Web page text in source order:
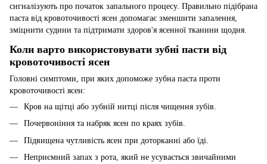
сигналізують про початок запального процесу. Правильно підібрана
паста від кровоточивості ясен допомагає зменшити запалення,
зміцнити судини та підтримати здоров'я ясенної тканини щодня.
Коли варто використовувати зубні пасти від
кровоточивості ясен
Головні симптоми, при яких допоможе зубна паста проти
кровоточивості ясен:
Кров на щітці або зубній нитці після чищення зубів.
Почервоніння та набряк ясен по краях зубів.
Підвищена чутливість ясен при доторканні або їді.
Неприємний запах з рота, який не усувається звичайними